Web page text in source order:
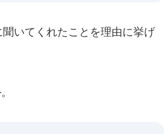
いてくれたことを理由に挙げ